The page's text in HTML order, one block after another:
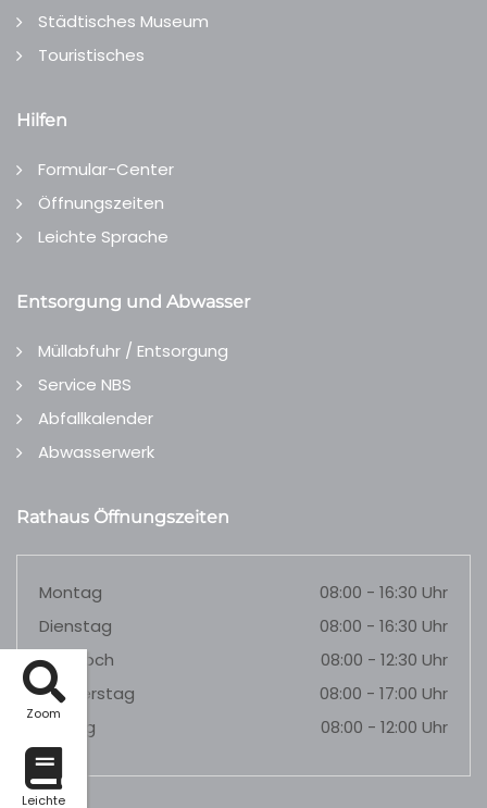
Zoom
Leichte
Städtisches Museum
Touristisches
Hilfen
Formular-Center
Öffnungszeiten
Leichte Sprache
Entsorgung und Abwasser
Müllabfuhr / Entsorgung
Service NBS
Abfallkalender
Abwasserwerk
Rathaus Öffnungszeiten
Montag
08:00 - 16:30 Uhr
Dienstag
08:00 - 16:30 Uhr
Mittwoch
08:00 - 12:30 Uhr
Donnerstag
08:00 - 17:00 Uhr
Freitag
08:00 - 12:00 Uhr